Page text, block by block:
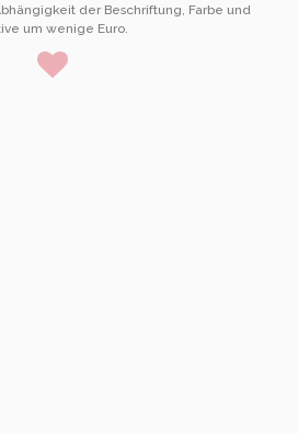
der Beschriftung, Farbe und
um wenige Euro.